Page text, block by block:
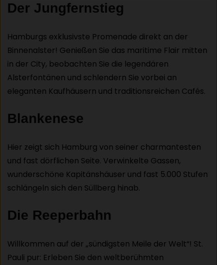
Der Jungfernstieg
Hamburgs exklusivste Promenade direkt an der
Binnenalster! Genießen Sie das maritime Flair mitten
in der City, beobachten Sie die legendären
Alsterfontänen und schlendern Sie vorbei an
eleganten Kaufhäusern und traditionsreichen Cafés.
Blankenese
Hier zeigt sich Hamburg von seiner charmantesten
und fast dörflichen Seite. Verwinkelte Gassen,
wunderschöne Kapitänshäuser und fast 5.000 Stufen
schlängeln sich den Süllberg hinab.
Die Reeperbahn
Willkommen auf der „sündigsten Meile der Welt“! St.
Pauli pur: Erleben Sie den weltberühmten